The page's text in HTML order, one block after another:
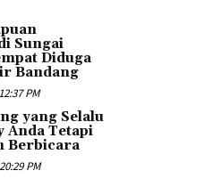
Sungai
Diduga
Bandang
PM
yang Selalu
Anda Tetapi
Berbicara
PM